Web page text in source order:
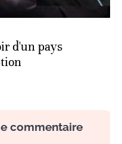
d'un pays
commentaire